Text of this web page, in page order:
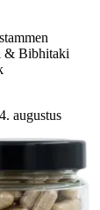
& Bibhitaki
augustus